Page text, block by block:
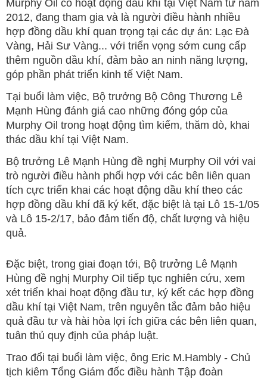
Murphy Oil có hoạt động dầu khí tại Việt Nam từ năm
2012, đang tham gia và là người điều hành nhiều
hợp đồng dầu khí quan trọng tại các dự án: Lạc Đà
Vàng, Hải Sư Vàng... với triển vọng sớm cung cấp
thêm nguồn dầu khí, đảm bảo an ninh năng lượng,
góp phần phát triển kinh tế Việt Nam.
Tại buổi làm việc, Bộ trưởng Bộ Công Thương Lê
Mạnh Hùng đánh giá cao những đóng góp của
Murphy Oil trong hoạt động tìm kiếm, thăm dò, khai
thác dầu khí tại Việt Nam.
Bộ trưởng Lê Mạnh Hùng đề nghị Murphy Oil với vai
trò người điều hành phối hợp với các bên liên quan
tích cực triển khai các hoạt động dầu khí theo các
hợp đồng dầu khí đã ký kết, đặc biệt là tại Lô 15-1/05
và Lô 15-2/17, bảo đảm tiến độ, chất lượng và hiệu
quả.
Đặc biệt, trong giai đoạn tới, Bộ trưởng Lê Mạnh
Hùng đề nghị Murphy Oil tiếp tục nghiên cứu, xem
xét triển khai hoạt động đầu tư, ký kết các hợp đồng
dầu khí tại Việt Nam, trên nguyên tắc đảm bảo hiệu
quả đầu tư và hài hòa lợi ích giữa các bên liên quan,
tuân thủ quy định của pháp luật.
Trao đổi tại buổi làm việc, ông Eric M.Hambly - Chủ
tịch kiêm Tổng Giám đốc điều hành Tập đoàn